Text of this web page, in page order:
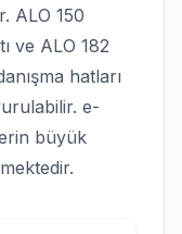
ALO 150
ve ALO 182
hatları
e-
büyük